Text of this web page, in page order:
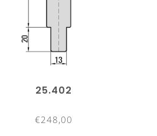
25.402
€248,00